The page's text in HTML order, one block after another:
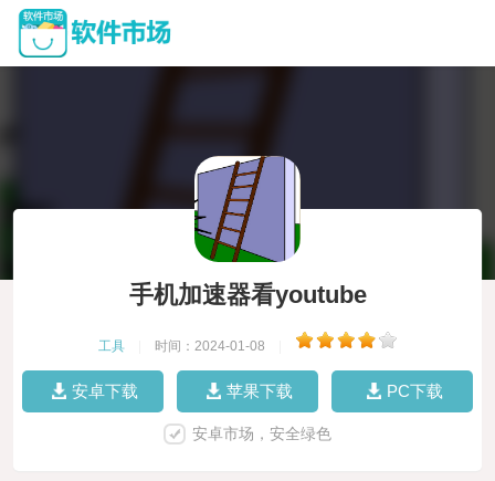
手机加速器看youtube
工具 时间：2024-01-08
安卓下载 苹果下载 PC下载
安卓市场，安全绿色